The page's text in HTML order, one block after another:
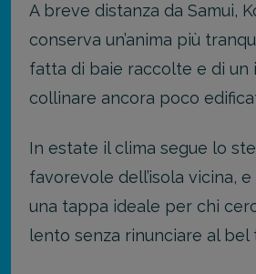
A breve distanza da Samui,
conserva un’anima più
fatta di baie raccolte e di un
collinare ancora poco
In estate il clima segue lo
favorevole dell’isola vicina,
una tappa ideale per chi
lento senza rinunciare al bel